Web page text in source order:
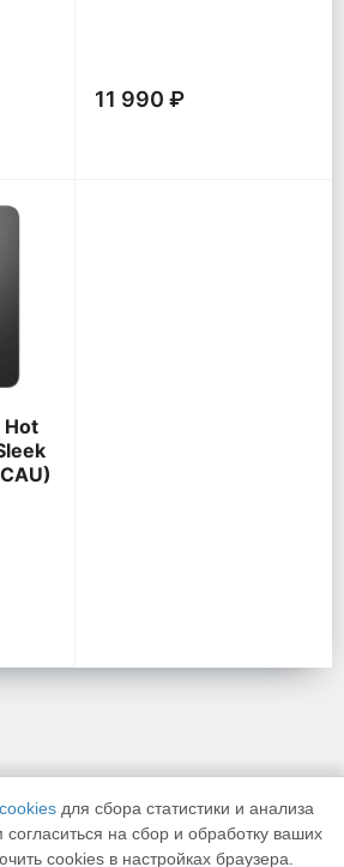
11 990 ₽
страницы
для сбора статистики и анализа
на сбор и обработку ваших
cookies в настройках браузера.